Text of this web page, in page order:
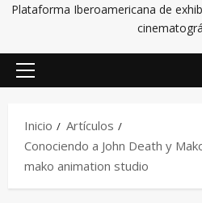
Plataforma Iberoamericana de
Inicio
Artículos
Conociendo a John Death y
mako animation studio